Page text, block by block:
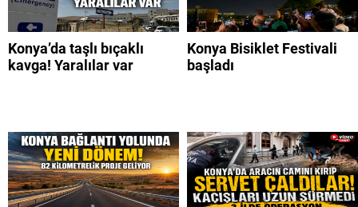
Konya’da taşlı bıçaklı
kavga! Yaralılar var
Konya Bisiklet Festivali
başladı